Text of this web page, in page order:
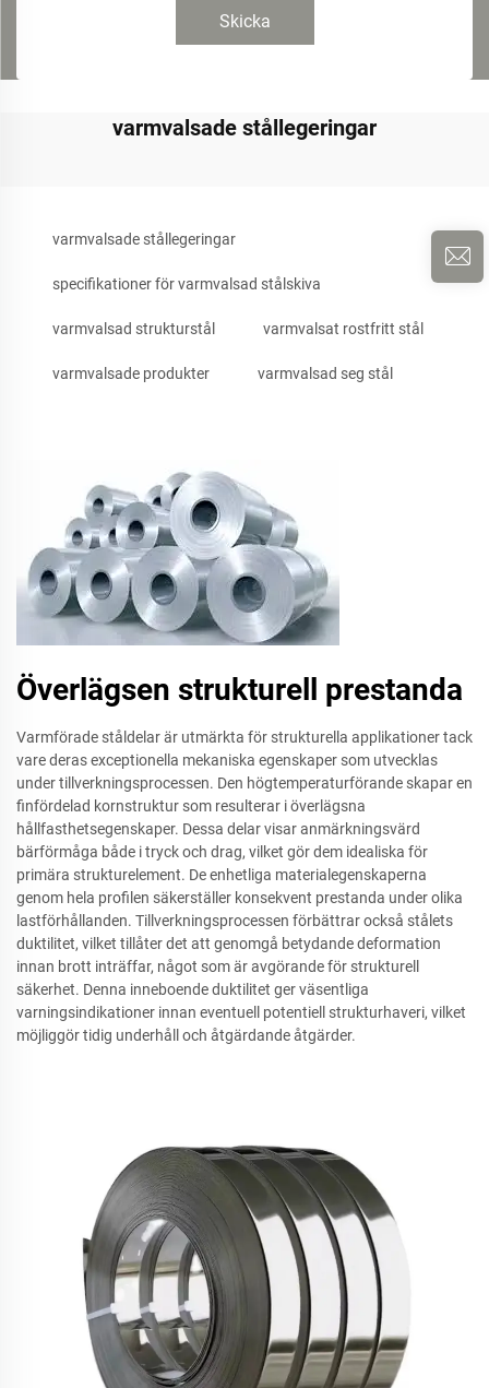
Skicka
varmvalsade stållegeringar
varmvalsade stållegeringar
specifikationer för varmvalsad stålskiva
varmvalsad strukturstål varmvalsat rostfritt stål
varmvalsade produkter varmvalsad seg stål
Överlägsen strukturell prestanda
Varmförade ståldelar är utmärkta för strukturella applikationer tack
vare deras exceptionella mekaniska egenskaper som utvecklas
under tillverkningsprocessen. Den högtemperaturförande skapar en
finfördelad kornstruktur som resulterar i överlägsna
hållfasthetsegenskaper. Dessa delar visar anmärkningsvärd
bärförmåga både i tryck och drag, vilket gör dem idealiska för
primära strukturelement. De enhetliga materialegenskaperna
genom hela profilen säkerställer konsekvent prestanda under olika
lastförhållanden. Tillverkningsprocessen förbättrar också stålets
duktilitet, vilket tillåter det att genomgå betydande deformation
innan brott inträffar, något som är avgörande för strukturell
säkerhet. Denna inneboende duktilitet ger väsentliga
varningsindikationer innan eventuell potentiell strukturhaveri, vilket
möjliggör tidig underhåll och åtgärdande åtgärder.